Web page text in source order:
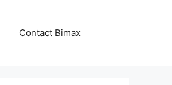
Contact Bimax